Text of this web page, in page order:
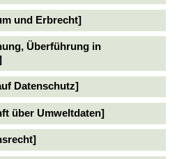
und Erbrecht]
Überführung in
Datenschutz]
über Umweltdaten]